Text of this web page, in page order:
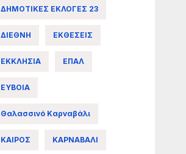
ΔΗΜΟΤΙΚΕΣ ΕΚΛΟΓΕΣ 23
ΔΙΕΘΝΗ ΕΚΘΕΣΕΙΣ
ΕΚΚΛΗΣΙΑ ΕΠΑΛ
ΕΥΒΟΙΑ
Θαλασσινό Καρναβάλι
ΚΑΙΡΟΣ ΚΑΡΝΑΒΑΛΙ